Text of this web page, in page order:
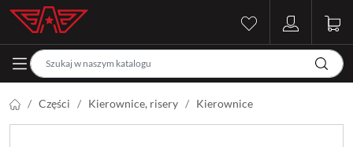
Części Kierownice, risery Kierownice